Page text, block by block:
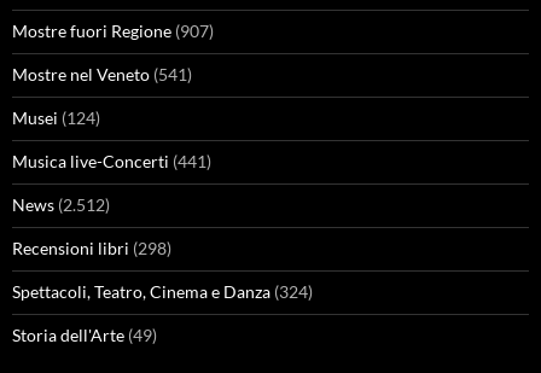
Mostre fuori Regione (907)
Mostre nel Veneto (541)
Musei (124)
Musica live-Concerti (441)
News (2.512)
Recensioni libri (298)
Spettacoli, Teatro, Cinema e Danza (324)
Storia dell'Arte (49)